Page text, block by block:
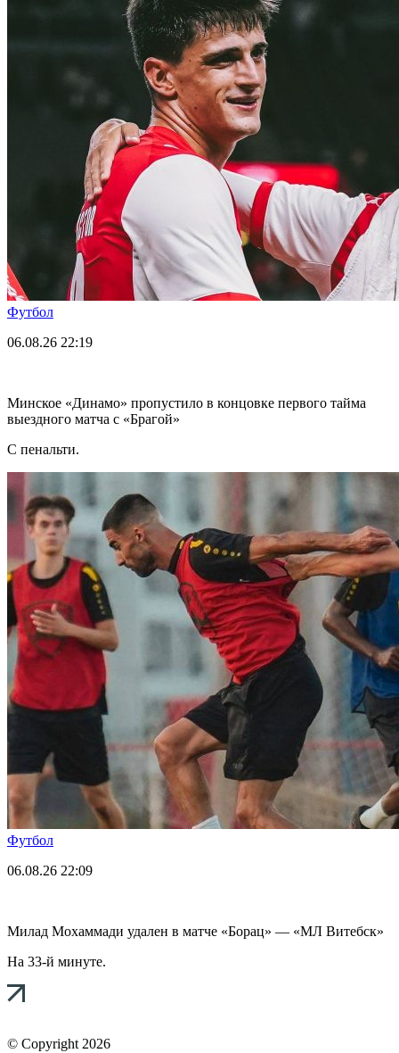
Футбол
06.08.26 22:19
Минское «Динамо» пропустило в концовке первого тайма
выездного матча с «Брагой»
С пенальти.
Футбол
06.08.26 22:09
Милад Мохаммади удален в матче «Борац» — «МЛ Витебск»
На 33-й минуте.
© Copyright 2026